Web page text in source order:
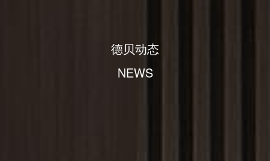
德贝动态
NEWS